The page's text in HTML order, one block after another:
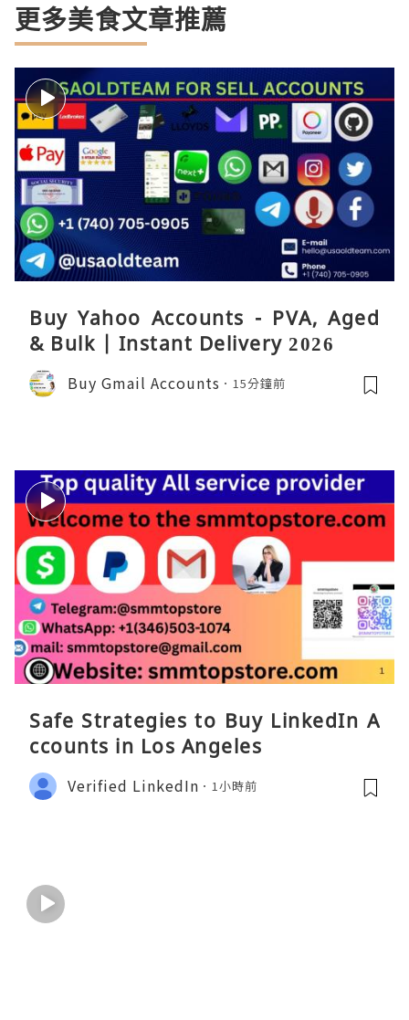
更多美食文章推薦
Buy Yahoo Accounts - PVA, Aged
& Bulk | Instant Delivery 2026
Buy Gmail Accounts 15分鐘前
Safe Strategies to Buy LinkedIn A
ccounts in Los Angeles
Verified LinkedIn 1小時前